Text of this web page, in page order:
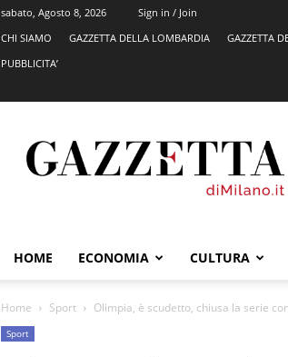
sabato, Agosto 8, 2026
Sign in / Join
CHI SIAMO
GAZZETTA DELLA LOMBARDIA GAZZETTA
PUBBLICITA’
HOME ECONOMIA CULTURA
Home Sport Olimpia, è scudetto, chiusa la serie
Sport